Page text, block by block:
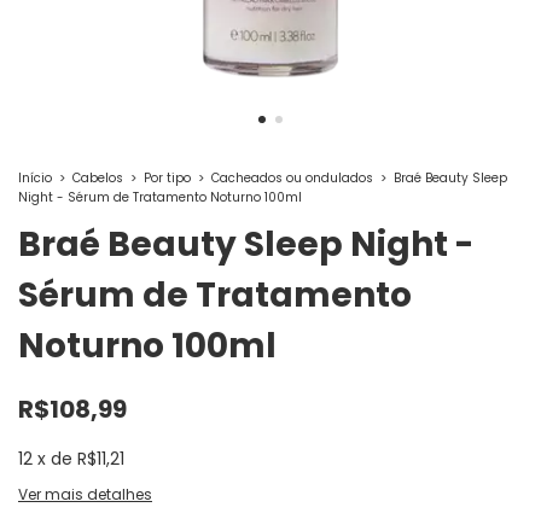
Início > Cabelos > Por tipo > Cacheados ou ondulados > Braé Beauty Sleep
Night - Sérum de Tratamento Noturno 100ml
Braé Beauty Sleep Night -
Sérum de Tratamento
Noturno 100ml
R$108,99
12 x de R$11,21
Ver mais detalhes